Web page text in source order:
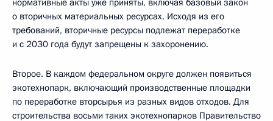
о вторичных материальных ресурсах. Исходя из его
требований, вторичные ресурсы подлежат переработке
и с 2030 года будут запрещены к захоронению.
Второе. В каждом федеральном округе должен появиться
экотехнопарк, включающий производственные площадки
по переработке вторсырья из разных видов отходов. Для
строительства восьми таких экотехнопарков Правительство